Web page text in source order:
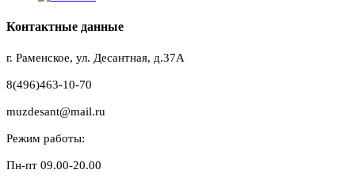
Контактные данные
г. Раменское, ул. Десантная, д.37A
8(496)463-10-70
muzdesant@mail.ru
Режим работы:
Пн-пт 09.00-20.00